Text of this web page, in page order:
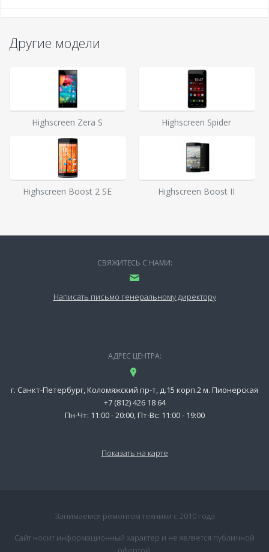
Другие модели
Highscreen Zera S Highscreen Spider
Highscreen Boost 2 SE Highscreen Boost II
СВЯЖИТЕСЬ С НАМИ:
Написать письмо генеральному директору
АДРЕС ЦЕНТРА:
г. Санкт-Петербург, Коломяжский пр-т, д.15 корп.2 м. Пионерская
+7 (812) 426 18 64
Пн-Чт: 11:00 - 20:00, Пт-Вс: 11:00 - 19:00
Показать на карте
Занимаемся ремонтом техники с 2010 года
Сайт носит информационный характер и не является публичной